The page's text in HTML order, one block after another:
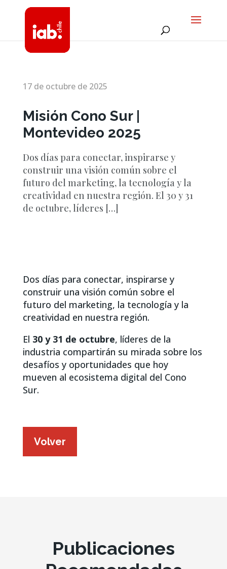
17 de octubre de 2025
Misión Cono Sur |
Montevideo 2025
Dos días para conectar, inspirarse y
construir una visión común sobre el
futuro del marketing, la tecnología y la
creatividad en nuestra región. El 30 y 31
de octubre, líderes […]
Dos días para conectar, inspirarse y
construir una visión común sobre el
futuro del marketing, la tecnología y la
creatividad en nuestra región.
El 30 y 31 de octubre, líderes de la
industria compartirán su mirada sobre los
desafíos y oportunidades que hoy
mueven al ecosistema digital del Cono
Sur.
Volver
Publicaciones